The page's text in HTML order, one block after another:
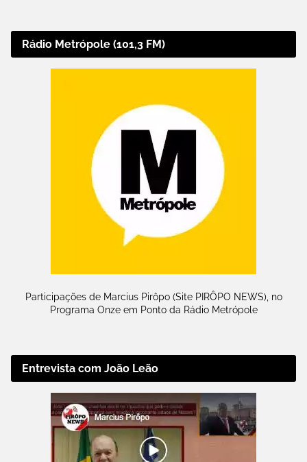
Rádio Metrópole (101,3 FM)
Participações de Marcius Pirôpo (Site PIRÔPO NEWS), no
Programa Onze em Ponto da Rádio Metrópole
Entrevista com João Leão